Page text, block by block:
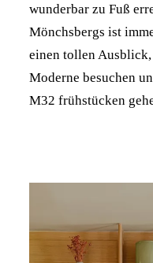
wunderbar zu Fuß
Mönchsbergs ist
einen tollen
Moderne besuchen
M32 frühstücken